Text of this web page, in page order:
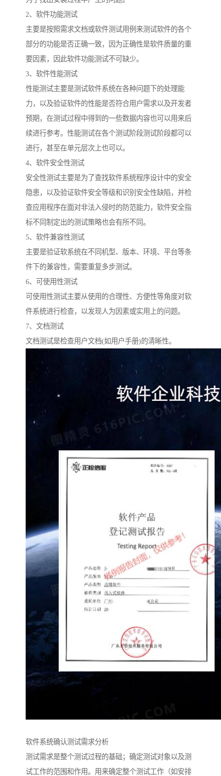
2、软件功能测试
主要是按照需求文档或软件测试用例来测试软件的各个
部分的功能是否正确一致，因为正确性是软件质量的重
要因素，因此软件功能测试不可缺少。
3、软件性能测试
性能测试主要是测试软件系统在各种问题下的处理能
力，以及验证软件的性能是否符合用户需求以及开发者
预期，在测试过程中得到的一些数据内容也可以用来后
续进行参考。性能测试在各个测试阶段测试阶段都可以
进行，甚至在单元层次上也可以。
4、软件安全性测试
安全性测试主要是为了查找软件系统程序设计中的安全
隐患，以及验证软件安全等级和识别安全性缺陷，并检
查应用程序在面对非法入侵时的防范能力，软件安全指
标不同制定出的测试策略也会有所不同。
5、软件兼容性测试
主要是验证软系统在不同机型、版本、环境、平台等条
件下的兼容性，需要重复多步测试。
6、可使用性测试
可使用性测试主要从使用的合理性、方便性等角度对软
件系统进行检查，以发现人为因素或实用上的问题。
7、文档测试
文档测试是检查用户文档(如用户手册)的清晰性。
软件系统确认测试需求分析
测试需求是整个测试过程的基础；确定测试对象以及测
试工作的范围和作用。用来确定整个测试工作（如安排